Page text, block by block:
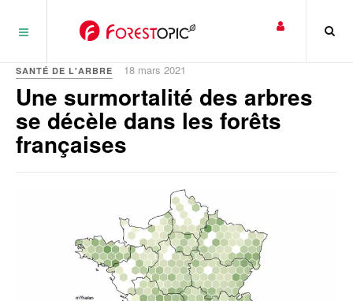
SANTÉ DE L'ARBRE 18 mars 2021
Une surmortalité des arbres
se décèle dans les forêts
françaises